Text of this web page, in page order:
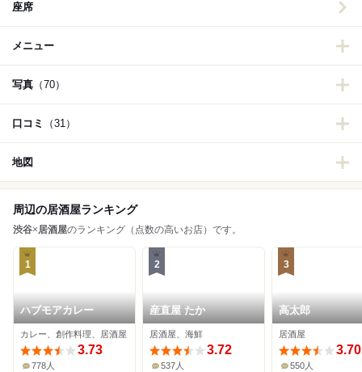
座席
メニュー
写真 （70）
口コミ （31）
地図
周辺の居酒屋ランキング
渋谷×居酒屋のランキング（点数の高いお店）です。
1
ハブモアカレー
カレー、創作料理、居酒屋
3.73
778人
2
産直屋 たか
居酒屋、海鮮
3.72
537人
3
高太郎
居酒屋
3.70
550人